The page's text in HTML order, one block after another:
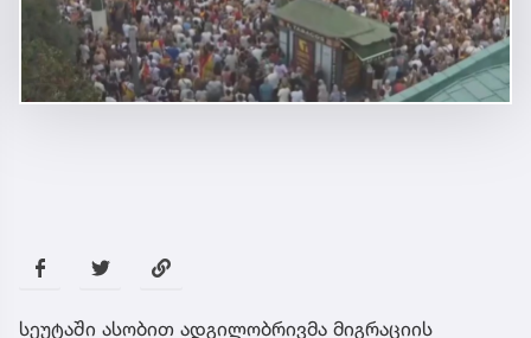
სეუტაში ასობით ადგილობრივმა მიგრაციის